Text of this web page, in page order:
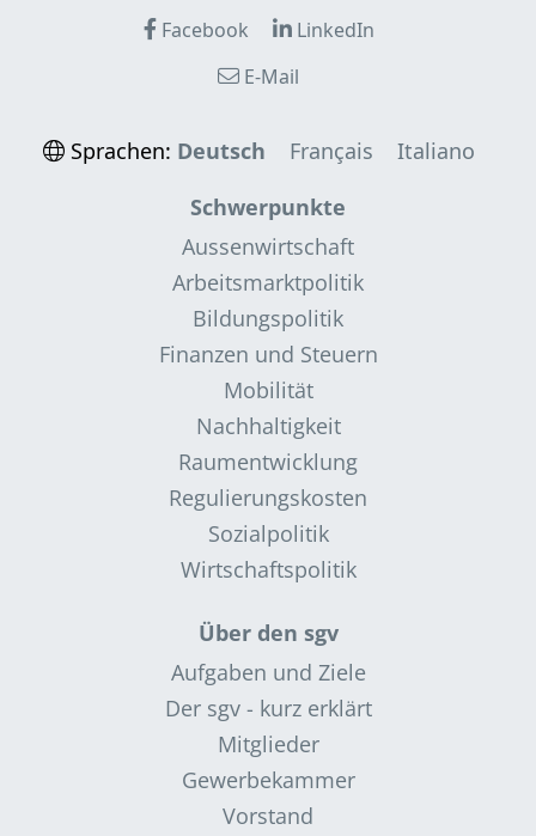
Facebook
LinkedIn
E-Mail
Sprachen: Deutsch Français
Italiano
Schwerpunkte
Aussenwirtschaft
Arbeitsmarktpolitik
Bildungspolitik
Finanzen und Steuern
Mobilität
Nachhaltigkeit
Raumentwicklung
Regulierungskosten
Sozialpolitik
Wirtschaftspolitik
Über den sgv
Aufgaben und Ziele
Der sgv - kurz erklärt
Mitglieder
Gewerbekammer
Vorstand